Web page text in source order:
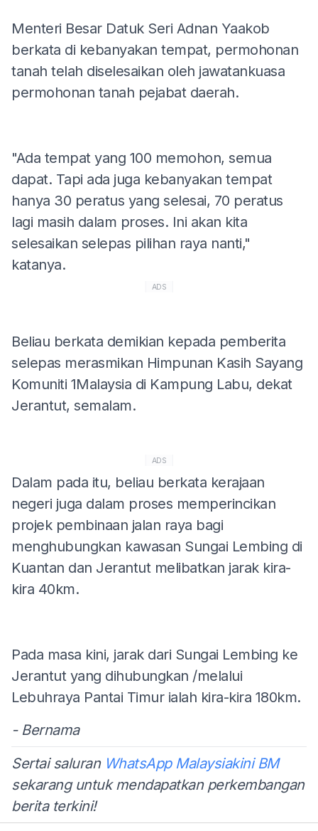
Menteri Besar Datuk Seri Adnan Yaakob
berkata di kebanyakan tempat, permohonan
tanah telah diselesaikan oleh jawatankuasa
permohonan tanah pejabat daerah.
"Ada tempat yang 100 memohon, semua
dapat. Tapi ada juga kebanyakan tempat
hanya 30 peratus yang selesai, 70 peratus
lagi masih dalam proses. Ini akan kita
selesaikan selepas pilihan raya nanti,"
katanya.
ADS
Beliau berkata demikian kepada pemberita
selepas merasmikan Himpunan Kasih Sayang
Komuniti 1Malaysia di Kampung Labu, dekat
Jerantut, semalam.
ADS
Dalam pada itu, beliau berkata kerajaan
negeri juga dalam proses memperincikan
projek pembinaan jalan raya bagi
menghubungkan kawasan Sungai Lembing di
Kuantan dan Jerantut melibatkan jarak kira-
kira 40km.
Pada masa kini, jarak dari Sungai Lembing ke
Jerantut yang dihubungkan /melalui
Lebuhraya Pantai Timur ialah kira-kira 180km.
- Bernama
Sertai saluran WhatsApp Malaysiakini BM
sekarang untuk mendapatkan perkembangan
berita terkini!